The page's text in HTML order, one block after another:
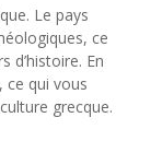
Le pays
ce
d’histoire. En
ce qui vous
grecque.